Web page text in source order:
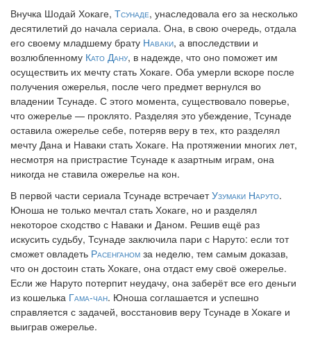
Внучка Шодай Хокаге, Тсунаде, унаследовала его за несколько
десятилетий до начала сериала. Она, в свою очередь, отдала
его своему младшему брату Наваки, а впоследствии и
возлюбленному Като Дану, в надежде, что оно поможет им
осуществить их мечту стать Хокаге. Оба умерли вскоре после
получения ожерелья, после чего предмет вернулся во
владении Тсунаде. С этого момента, существовало поверье,
что ожерелье — проклято. Разделяя это убеждение, Тсунаде
оставила ожерелье себе, потеряв веру в тех, кто разделял
мечту Дана и Наваки стать Хокаге. На протяжении многих лет,
несмотря на пристрастие Тсунаде к азартным играм, она
никогда не ставила ожерелье на кон.
В первой части сериала Тсунаде встречаетУзумаки Наруто.
Юноша не только мечтал стать Хокаге, но и разделял
некоторое сходство с Наваки и Даном. Решив ещё раз
искусить судьбу, Тсунаде заключила пари с Наруто: если тот
сможет овладеть Расенганом за неделю, тем самым доказав,
что он достоин стать Хокаге, она отдаст ему своё ожерелье.
Если же Наруто потерпит неудачу, она заберёт все его деньги
из кошелька Гама-чан. Юноша соглашается и успешно
справляется с задачей, восстановив веру Тсунаде в Хокаге и
выиграв ожерелье.